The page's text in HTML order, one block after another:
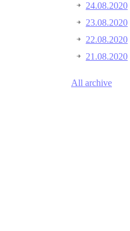
24.08.2020
23.08.2020
22.08.2020
21.08.2020
All archive